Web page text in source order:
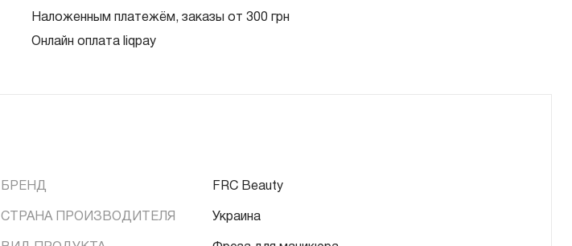
Наложенным платежём, заказы от 300 грн
Онлайн оплата liqpay
БРЕНД FRC Beauty
СТРАНА ПРОИЗВОДИТЕЛЯ Украина